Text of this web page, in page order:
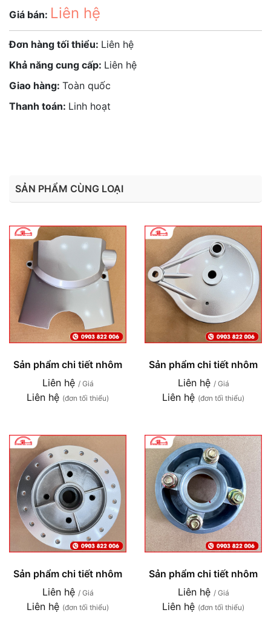
Giá bán: Liên hệ
Đơn hàng tối thiểu: Liên hệ
Khả năng cung cấp: Liên hệ
Giao hàng: Toàn quốc
Thanh toán: Linh hoạt
SẢN PHẨM CÙNG LOẠI
Sản phẩm chi tiết nhôm
Liên hệ / Giá
Liên hệ (đơn tối thiểu)
Sản phẩm chi tiết nhôm
Liên hệ / Giá
Liên hệ (đơn tối thiểu)
Sản phẩm chi tiết nhôm
Liên hệ / Giá
Liên hệ (đơn tối thiểu)
Sản phẩm chi tiết nhôm
Liên hệ / Giá
Liên hệ (đơn tối thiểu)